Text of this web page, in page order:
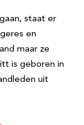
staat er
en
maar ze
is geboren in
uit